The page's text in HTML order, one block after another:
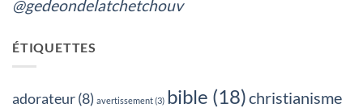
@gedeondelatchetchouv
ÉTIQUETTES
adorateur(8) avertissement(3) bible (18)christianisme